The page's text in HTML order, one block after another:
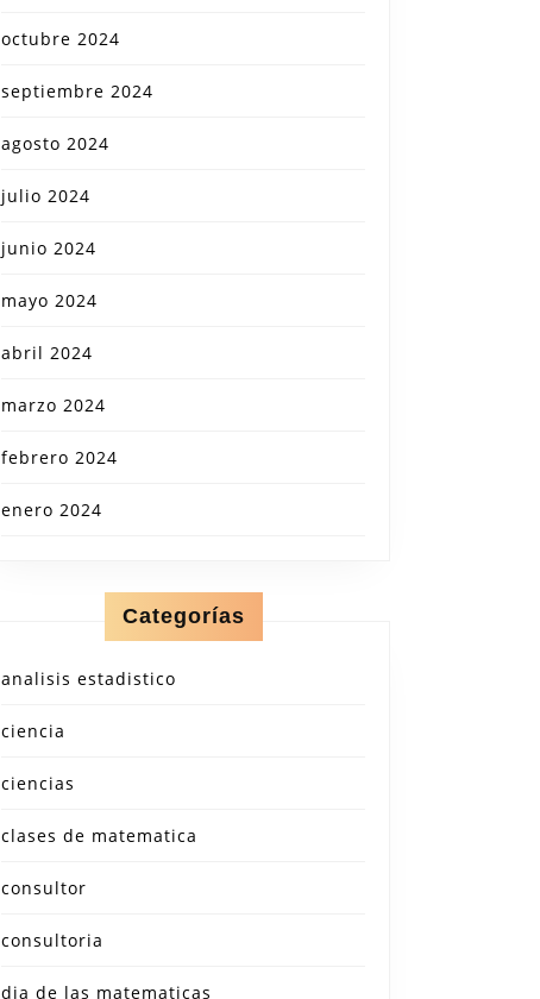
octubre 2024
septiembre 2024
agosto 2024
julio 2024
junio 2024
mayo 2024
abril 2024
marzo 2024
febrero 2024
enero 2024
Categorías
analisis estadistico
ciencia
ciencias
clases de matematica
consultor
consultoria
dia de las matematicas